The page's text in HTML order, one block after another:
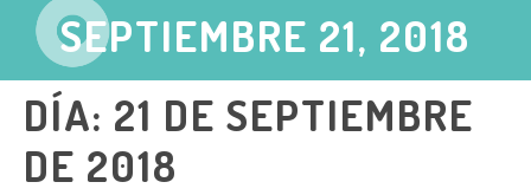
SEPTIEMBRE 21, 2018
DÍA: 21 DE SEPTIEMBRE
DE 2018